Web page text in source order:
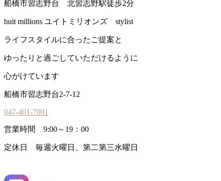
船橋市習志野台 北習志野駅徒歩2分
huit millions ユイトミリオンズ stylist
ライフスタイルに合ったご提案と
ゆったりと過ごしていただけるように
心がけています
船橋市習志野台2-7-12
047-401-7001
営業時間 9:00～19：00
定休日 毎週火曜日、第二第三水曜日